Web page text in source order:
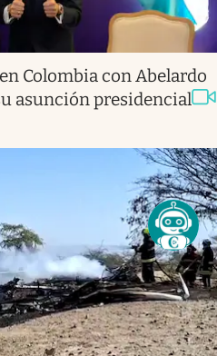
Colombia con Abelardo
asunción presidencial